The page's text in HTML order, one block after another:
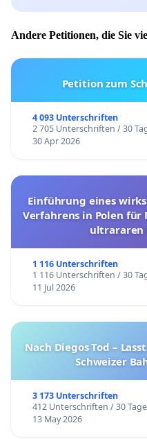
Andere Petitionen, die Sie
Petition zum
4 093 Unterschriften
2 705 Unterschriften / 30
30 Apr 2026
Einführung eines
Verfahrens in Polen
ultrararen
1 116 Unterschriften
1 116 Unterschriften / 30
11 Jul 2026
Nach Diegos Tod –
Schweizer
3 173 Unterschriften
412 Unterschriften / 30 Tage
13 May 2026